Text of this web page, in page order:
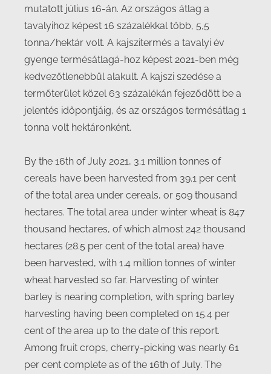
mutatott július 16-án. Az országos átlag a
tavalyihoz képest 16 százalékkal több, 5,5
tonna/hektár volt. A kajszitermés a tavalyi év
gyenge termésátlagá-hoz képest 2021-ben még
kedvezőtlenebbül alakult. A kajszi szedése a
termőterület közel 63 százalékán fejeződött be a
jelentés időpontjáig, és az országos termésátlag 1
tonna volt hektáronként.
By the 16th of July 2021, 3.1 million tonnes of
cereals have been harvested from 39.1 per cent
of the total area under cereals, or 509 thousand
hectares. The total area under winter wheat is 847
thousand hectares, of which almost 242 thousand
hectares (28.5 per cent of the total area) have
been harvested, with 1.4 million tonnes of winter
wheat harvested so far. Harvesting of winter
barley is nearing completion, with spring barley
harvesting having been completed on 15.4 per
cent of the area up to the date of this report.
Among fruit crops, cherry-picking was nearly 61
per cent complete as of the 16th of July. The